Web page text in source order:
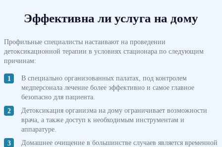
Эффективна ли услуга на дому
Профильные специалисты настаивают на проведении
детоксикационной терапии в условиях стационара по следующим
причинам:
В специально организованных палатах, под контролем
медперсонала лечение более эффективно и самое главное
безопасно для пациента.
Детоксикация организма на дому ограничивает возможности
врача, а также доступ к необходимым инструментам и
аппаратуре.
Домашнее очищение в большинстве случаев является временной